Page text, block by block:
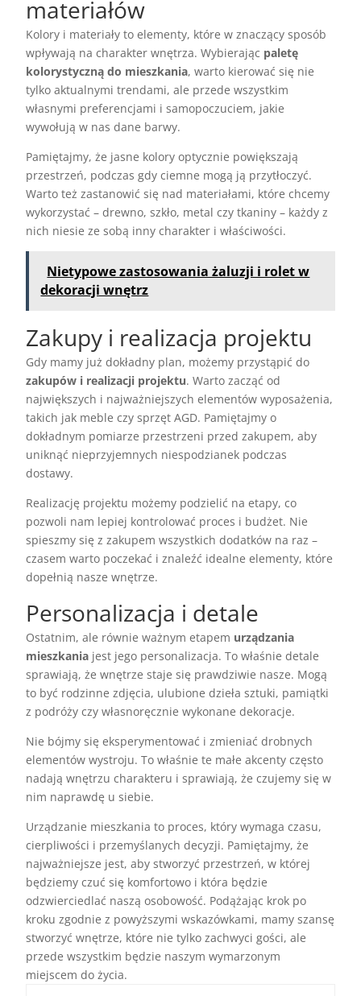
materiałów
Kolory i materiały to elementy, które w znaczący sposób
wpływają na charakter wnętrza. Wybierając paletę
kolorystyczną do mieszkania, warto kierować się nie
tylko aktualnymi trendami, ale przede wszystkim
własnymi preferencjami i samopoczuciem, jakie
wywołują w nas dane barwy.
Pamiętajmy, że jasne kolory optycznie powiększają
przestrzeń, podczas gdy ciemne mogą ją przytłoczyć.
Warto też zastanowić się nad materiałami, które chcemy
wykorzystać – drewno, szkło, metal czy tkaniny – każdy z
nich niesie ze sobą inny charakter i właściwości.
Nietypowe zastosowania żaluzji i rolet w
dekoracji wnętrz
Zakupy i realizacja projektu
Gdy mamy już dokładny plan, możemy przystąpić do
zakupów i realizacji projektu. Warto zacząć od
największych i najważniejszych elementów wyposażenia,
takich jak meble czy sprzęt AGD. Pamiętajmy o
dokładnym pomiarze przestrzeni przed zakupem, aby
uniknąć nieprzyjemnych niespodzianek podczas
dostawy.
Realizację projektu możemy podzielić na etapy, co
pozwoli nam lepiej kontrolować proces i budżet. Nie
spieszmy się z zakupem wszystkich dodatków na raz –
czasem warto poczekać i znaleźć idealne elementy, które
dopełnią nasze wnętrze.
Personalizacja i detale
Ostatnim, ale równie ważnym etapem urządzania
mieszkania jest jego personalizacja. To właśnie detale
sprawiają, że wnętrze staje się prawdziwie nasze. Mogą
to być rodzinne zdjęcia, ulubione dzieła sztuki, pamiątki
z podróży czy własnoręcznie wykonane dekoracje.
Nie bójmy się eksperymentować i zmieniać drobnych
elementów wystroju. To właśnie te małe akcenty często
nadają wnętrzu charakteru i sprawiają, że czujemy się w
nim naprawdę u siebie.
Urządzanie mieszkania to proces, który wymaga czasu,
cierpliwości i przemyślanych decyzji. Pamiętajmy, że
najważniejsze jest, aby stworzyć przestrzeń, w której
będziemy czuć się komfortowo i która będzie
odzwierciedlać naszą osobowość. Podążając krok po
kroku zgodnie z powyższymi wskazówkami, mamy szansę
stworzyć wnętrze, które nie tylko zachwyci gości, ale
przede wszystkim będzie naszym wymarzonym
miejscem do życia.